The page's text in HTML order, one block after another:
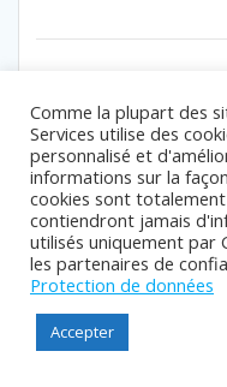
Comme la plupart des
Services utilise des
personnalisé et
informations sur la
cookies sont
contiendront jamais
utilisés uniquement par
les partenaires de
Protection de données
Accepter